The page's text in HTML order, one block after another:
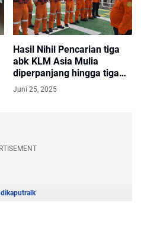
Hasil Nihil Pencarian tiga
abk KLM Asia Mulia
diperpanjang hingga tiga
hari kedepan
Juni 25, 2025